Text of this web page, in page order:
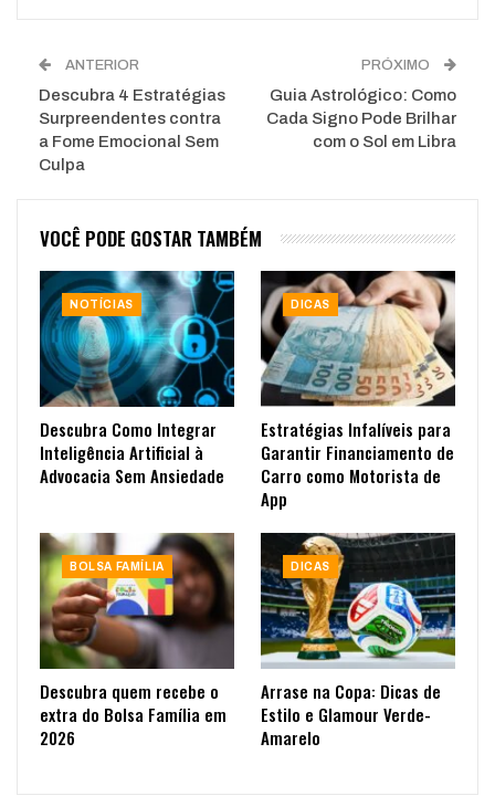
ANTERIOR
Descubra 4 Estratégias
Surpreendentes contra
a Fome Emocional Sem
Culpa
PRÓXIMO
Guia Astrológico: Como
Cada Signo Pode Brilhar
com o Sol em Libra
VOCÊ PODE GOSTAR TAMBÉM
NOTÍCIAS
Descubra Como Integrar
Inteligência Artificial à
Advocacia Sem Ansiedade
DICAS
Estratégias Infalíveis para
Garantir Financiamento de
Carro como Motorista de
App
BOLSA FAMÍLIA
Descubra quem recebe o
extra do Bolsa Família em
2026
DICAS
Arrase na Copa: Dicas de
Estilo e Glamour Verde-
Amarelo